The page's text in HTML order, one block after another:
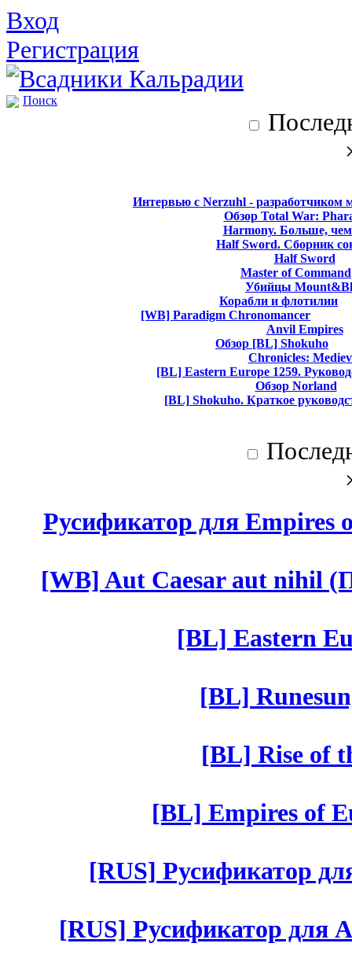
Вход
Регистрация
Поиск
Интервью с Nerzuhl - разработчиком
Обзор Total War:
Harmony. Больше,
Half Sword. Сборник
Half Sword
Master of Command
Убийцы
Корабли и флотилии
[WB] Paradigm Chronomancer
Anvil Empires
Обзор [BL] Shokuho
Chronicles:
[BL] Eastern Europe 1259.
Обзор Norland
[BL] Shokuho. Краткое
Русификатор для Empires
[WB] Aut Caesar aut nihil
[BL] Eastern
[BL]
[BL] Rise of
[BL] Empires of
[RUS] Русификатор
[RUS] Русификатор для